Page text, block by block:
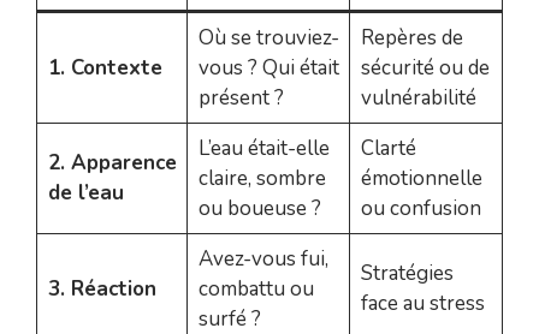
1. Contexte
Où se trouviez-
vous ? Qui était
présent ?
Repères de
sécurité ou de
vulnérabilité
2. Apparence
de l’eau
L’eau était-elle
claire, sombre
ou boueuse ?
Clarté
émotionnelle
ou confusion
3. Réaction
Avez-vous fui,
combattu ou
surfé ?
Stratégies
face au stress